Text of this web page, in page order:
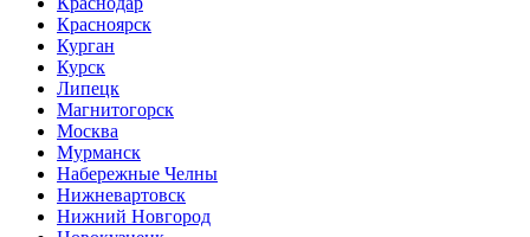
Красноярск
Курган
Курск
Липецк
Магнитогорск
Москва
Мурманск
Набережные Челны
Нижневартовск
Нижний Новгород